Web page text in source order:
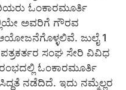
ಓಂಕಾರಮೂರ್ತಿ
ಅವರಿಗೆ ಗೌರವ
ಜುಲೈ 1
ಸಂಘ ಸೇರಿ ವಿವಿಧ
ಓಂಕಾರಮೂರ್ತಿ
ನಡೆದಿದೆ. ಇದು ನಮ್ಮೆಲ್ಲರ